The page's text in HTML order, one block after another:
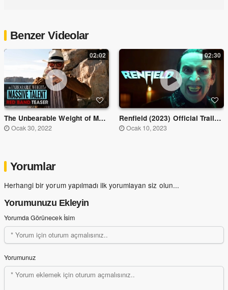
Benzer Videolar
02:02
The Unbearable Weight of Massive Talent - Official Red Band Teaser Trailer
Ocak 30, 2022
02:30
Renfield (2023) Official Trailer - Tanıtım Fragmanı
Ocak 10, 2023
Yorumlar
Herhangi bir yorum yapılmadı ilk yorumlayan siz olun...
Yorumunuzu Ekleyin
Yorumda Görünecek İsim
Yorumunuz